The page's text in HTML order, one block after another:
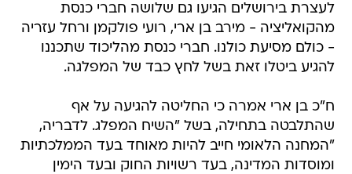
לעצרת בירושלים הגיעו גם שלושה חברי כנסת
מהקואליציה - מירב בן ארי, רועי פולקמן ורחל עזריה
- כולם מסיעת כולנו. חברי כנסת מהליכוד שתכננו
להגיע ביטלו זאת בשל לחץ כבד של המפלגה.
ח"כ בן ארי אמרה כי החליטה להגיעה על אף
שהתלבטה בתחילה, בשל "השיח המפלג. לדבריה,
"המחנה הלאומי חייב להיות מאוחד בעד הממלכתיות
ומוסדות המדינה, בעד רשויות החוק ובעד הימין